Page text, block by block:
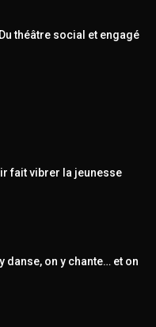
théâtre social et engagé
fait vibrer la jeunesse
danse, on y chante… et on